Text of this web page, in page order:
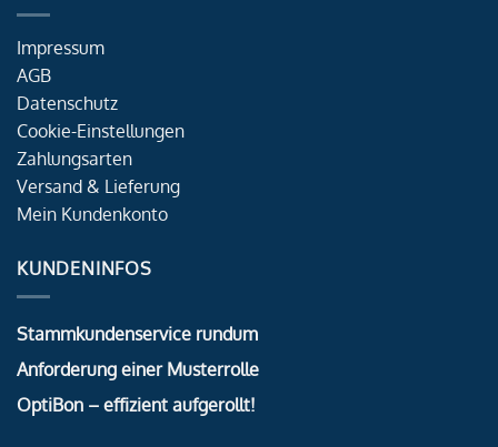
Impressum
AGB
Datenschutz
Cookie-Einstellungen
Zahlungsarten
Versand & Lieferung
Mein Kundenkonto
KUNDENINFOS
Stammkundenservice rundum
Anforderung einer Musterrolle
OptiBon – effizient aufgerollt!